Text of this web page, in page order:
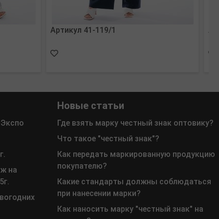
Артикул 41-119/1
на
Новые статьи
Где взять марку честный знак оптовику?
Что такое "честный знак"?
Как передать маркированную продукцию
покупателю?
Какие стандарты должны соблюдаться
при нанесении марки?
Как наносить марку "честный знак" на